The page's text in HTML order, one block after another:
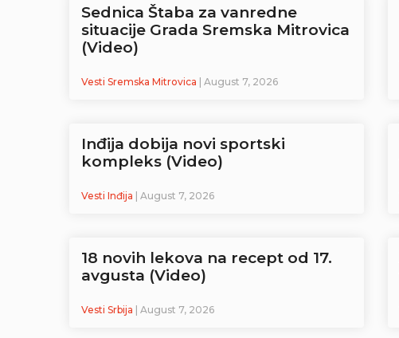
Sednica Štaba za vanredne
situacije Grada Sremska Mitrovica
(Video)
Vesti Sremska Mitrovica | August 7, 2026
Inđija dobija novi sportski
kompleks (Video)
Vesti Inđija | August 7, 2026
18 novih lekova na recept od 17.
avgusta (Video)
Vesti Srbija | August 7, 2026